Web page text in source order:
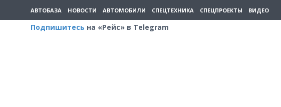
АВТОБАЗА НОВОСТИ АВТОМОБИЛИ СПЕЦТЕХНИКА СПЕЦПРОЕКТЫ ВИДЕО
Подпишитесь на «Рейс» в Telegram